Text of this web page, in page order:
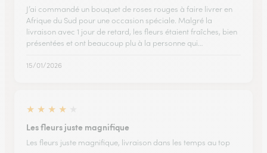
J’ai commandé un bouquet de roses rouges à faire livrer en
Afrique du Sud pour une occasion spéciale. Malgré la
livraison avec 1 jour de retard, les fleurs étaient fraîches, bien
présentées et ont beaucoup plu à la personne qui…
15/01/2026
★ ★ ★ ★
Les fleurs juste magnifique
Les fleurs juste magnifique, livraison dans les temps au top